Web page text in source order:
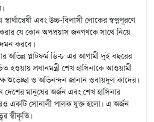
এবং উচ্চ-বিলাসী লোকের স্বপ্নপূরণে
যে কোন অপপ্রয়াস জনগণকে সাথে নিয়ে
করবে।
অভিন্ন প্লাটফর্ম ডি-৮ এর আগামী দুই বছরের
হওয়ায় প্রধানমন্ত্রী শেখ হাসিনাকে আওয়ামী
শুভেচ্ছা ও অভিনন্দন জানান ওবায়দুল কাদের।
মানুষের অর্জন এবং শেখ হাসিনার
একটি সোনালী পালক যুক্ত হলো। এ অর্জন
স্বীকৃতি।